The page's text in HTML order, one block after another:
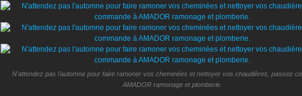
N'attendez pas l'automne pour faire ramoner vos cheminées et nettoyer vos chaudières, passez
AMADOR ramonage et plomberie.